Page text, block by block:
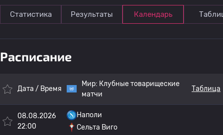
Статистика Результаты Календарь
Расписание
Дата / Время
Мир: Клубные товарищеские
матчи
Таблица
08.08.2026
22:00
Наполи
Сельта Виго